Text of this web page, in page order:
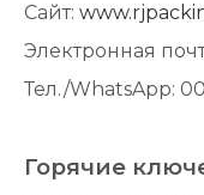
Сайт:
Электронная
Тел./WhatsApp:
Горячие